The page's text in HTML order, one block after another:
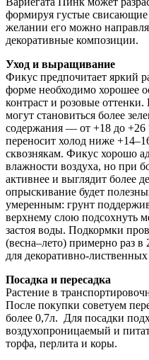
формируя густые
желании его можно
декоративные композиции.
Уход и выращивание
Фикус предпочитает яркий
форме необходимо хорошее
контраст и розовые оттенки.
могут становиться более
содержания — от +18 до +26
переносит холод ниже
сквознякам. Фикус хорошо
влажности воздуха, но при
активнее и выглядит более
опрыскивание будет
умеренным: грунт
верхнему слою подсохнуть
застоя воды. Подкормки
(весна–лето) примерно раз в
для декоративно-
Посадка и пересадка
Растение в
После покупки советуем
более 0,7л. Для посадки
воздухопроницаемый и
торфа, перлита и коры.